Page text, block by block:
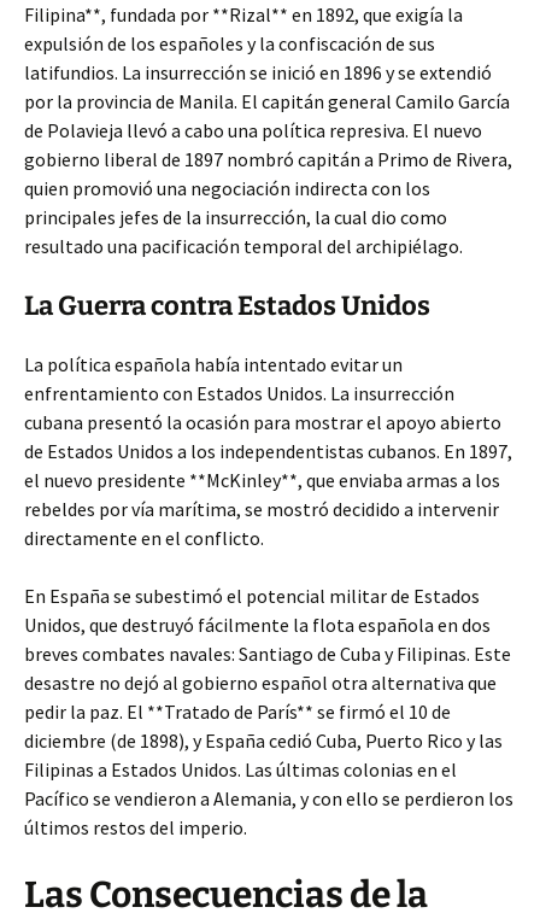
Filipina**, fundada por **Rizal** en 1892, que exigía la
expulsión de los españoles y la confiscación de sus
latifundios. La insurrección se inició en 1896 y se extendió
por la provincia de Manila. El capitán general Camilo García
de Polavieja llevó a cabo una política represiva. El nuevo
gobierno liberal de 1897 nombró capitán a Primo de Rivera,
quien promovió una negociación indirecta con los
principales jefes de la insurrección, la cual dio como
resultado una pacificación temporal del archipiélago.
La Guerra contra Estados Unidos
La política española había intentado evitar un
enfrentamiento con Estados Unidos. La insurrección
cubana presentó la ocasión para mostrar el apoyo abierto
de Estados Unidos a los independentistas cubanos. En 1897,
el nuevo presidente **McKinley**, que enviaba armas a los
rebeldes por vía marítima, se mostró decidido a intervenir
directamente en el conflicto.
En España se subestimó el potencial militar de Estados
Unidos, que destruyó fácilmente la flota española en dos
breves combates navales: Santiago de Cuba y Filipinas. Este
desastre no dejó al gobierno español otra alternativa que
pedir la paz. El **Tratado de París** se firmó el 10 de
diciembre (de 1898), y España cedió Cuba, Puerto Rico y las
Filipinas a Estados Unidos. Las últimas colonias en el
Pacífico se vendieron a Alemania, y con ello se perdieron los
últimos restos del imperio.
Las Consecuencias de la